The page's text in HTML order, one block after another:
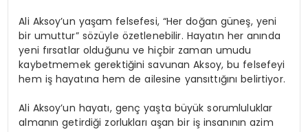
Ali Aksoy’un yaşam felsefesi, “Her doğan güneş, yeni
bir umuttur” sözüyle özetlenebilir. Hayatın her anında
yeni fırsatlar olduğunu ve hiçbir zaman umudu
kaybetmemek gerektiğini savunan Aksoy, bu felsefeyi
hem iş hayatına hem de ailesine yansıttığını belirtiyor.
Ali Aksoy’un hayatı, genç yaşta büyük sorumluluklar
almanın getirdiği zorlukları aşan bir iş insanının azim